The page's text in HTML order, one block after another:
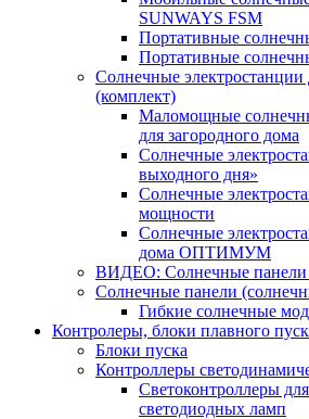
SUNWAYS FSM
Портативные
Портативные
Солнечные электростанции
(комплект)
Маломощные
для загородного дома
Солнечные
выходного дня»
Солнечные
мощности
Солнечные
дома ОПТИМУМ
ВИДЕО: Солнечные панели
Солнечные панели
Гибкие солнечные
Контролеры, блоки плавного
Блоки пуска
Контроллеры
Светоконтроллеры
светодиодных ламп